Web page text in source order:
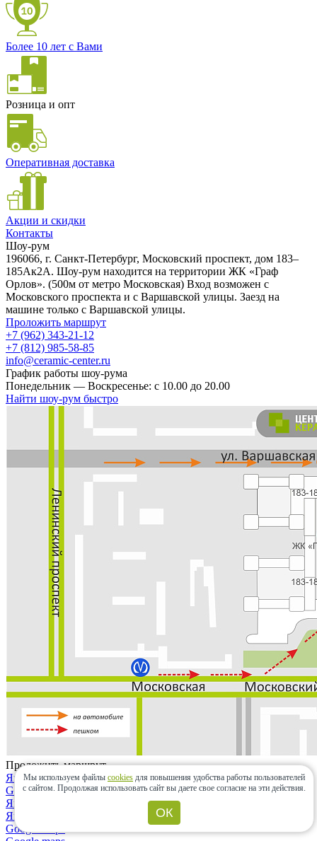
Более 10 лет с Вами
Розница и опт
Оперативная доставка
Акции и скидки
Контакты
Шоу-рум
196066, г. Санкт-Петербург, Московский проспект, дом 183–
185Ак2А. Шоу-рум находится на территории ЖК «Граф
Орлов». (500м от метро Московская) Вход возможен с
Московского проспекта и с Варшавской улицы. Заезд на
машине только с Варшавской улицы.
Проложить маршрут
+7 (962) 343-21-12
+7 (812) 985-58-85
info@ceramic-center.ru
График работы шоу-рума
Понедельник — Воскресенье: с 10.00 до 20.00
Найти шоу-рум быстро
Проложить маршрут
Яндекс.карты
Google maps
Яндекс.карты
Яндекс.навигатор
Google maps
Мы используем файлы cookies для повышения удобства работы пользователей
с сайтом. Продолжая использовать сайт вы даете свое согласие на эти действия.
ОК